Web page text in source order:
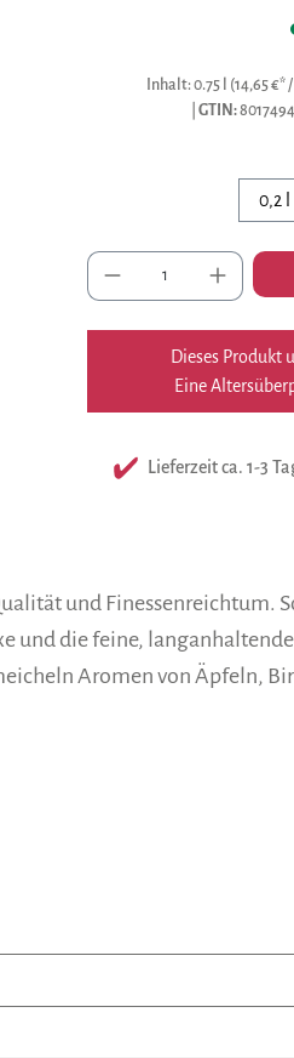
Inhalt: 0.75 l (14,65 €* /
GTIN:
0,2 l
Dieses Produkt
Eine
Lieferzeit ca. 1-3
und Finessenreichtum.
und die feine,
Aromen von Äpfeln,